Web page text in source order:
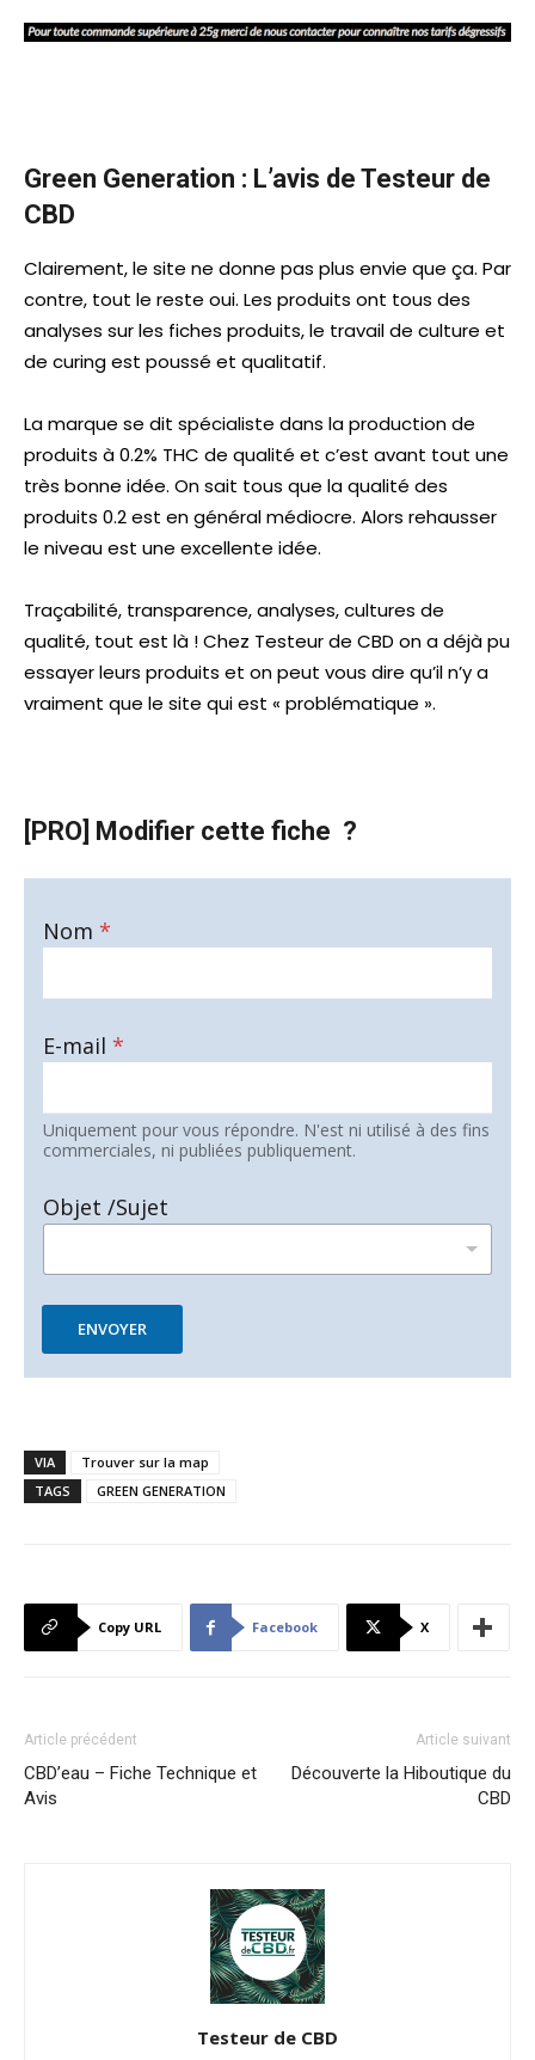
Green Generation : L’avis de Testeur de
CBD
Clairement, le site ne donne pas plus envie que ça. Par
contre, tout le reste oui. Les produits ont tous des
analyses sur les fiches produits, le travail de culture et
de curing est poussé et qualitatif.
La marque se dit spécialiste dans la production de
produits à 0.2% THC de qualité et c’est avant tout une
très bonne idée. On sait tous que la qualité des
produits 0.2 est en général médiocre. Alors rehausser
le niveau est une excellente idée.
Traçabilité, transparence, analyses, cultures de
qualité, tout est là ! Chez Testeur de CBD on a déjà pu
essayer leurs produits et on peut vous dire qu’il n’y a
vraiment que le site qui est « problématique ».
[PRO] Modifier cette fiche ?
Nom *
E-mail *
Uniquement pour vous répondre. N'est ni utilisé à des fins
commerciales, ni publiées publiquement.
Objet /Sujet
ENVOYER
VIA
Trouver sur la map
TAGS
GREEN GENERATION
Copy URL Facebook X
Article précédent
CBD’eau – Fiche Technique et
Avis
Article suivant
Découverte la Hiboutique du
CBD
Testeur de CBD